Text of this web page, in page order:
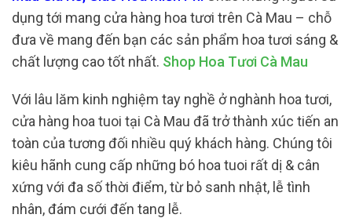
dụng tới mang cửa hàng hoa tươi trên Cà Mau – chỗ
đưa về mang đến bạn các sản phẩm hoa tươi sáng &
chất lượng cao tốt nhất. Shop Hoa Tươi Cà Mau
Với lâu lăm kinh nghiệm tay nghề ở nghành hoa tươi,
cửa hàng hoa tuoi tại Cà Mau đã trở thành xúc tiến an
toàn của tương đối nhiều quý khách hàng. Chúng tôi
kiêu hãnh cung cấp những bó hoa tuoi rất dị & cân
xứng với đa số thời điểm, từ bỏ sanh nhật, lễ tình
nhân, đám cưới đến tang lễ.